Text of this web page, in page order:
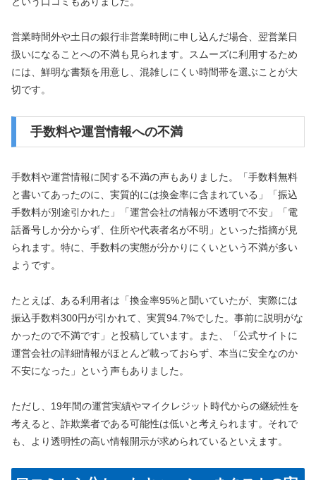
営業時間外や土日の銀行非営業時間に申し込んだ場合、翌営業日
扱いになることへの不満も見られます。スムーズに利用するため
には、鮮明な書類を用意し、混雑しにくい時間帯を選ぶことが大
切です。
手数料や運営情報への不満
手数料や運営情報に関する不満の声もありました。「手数料無料
と書いてあったのに、実質的には換金率に含まれている」「振込
手数料が別途引かれた」「運営会社の情報が不透明で不安」「電
話番号しか分からず、住所や代表者名が不明」といった指摘が見
られます。特に、手数料の実態が分かりにくいという不満が多い
ようです。
たとえば、ある利用者は「換金率95%と聞いていたが、実際には
振込手数料300円が引かれて、実質94.7%でした。事前に説明がな
かったので不満です」と投稿しています。また、「公式サイトに
運営会社の詳細情報がほとんど載っておらず、本当に安全なのか
不安になった」という声もありました。
ただし、19年間の運営実績やマイクレジット時代からの継続性を
考えると、詐欺業者である可能性は低いと考えられます。それで
も、より透明性の高い情報開示が求められているといえます。